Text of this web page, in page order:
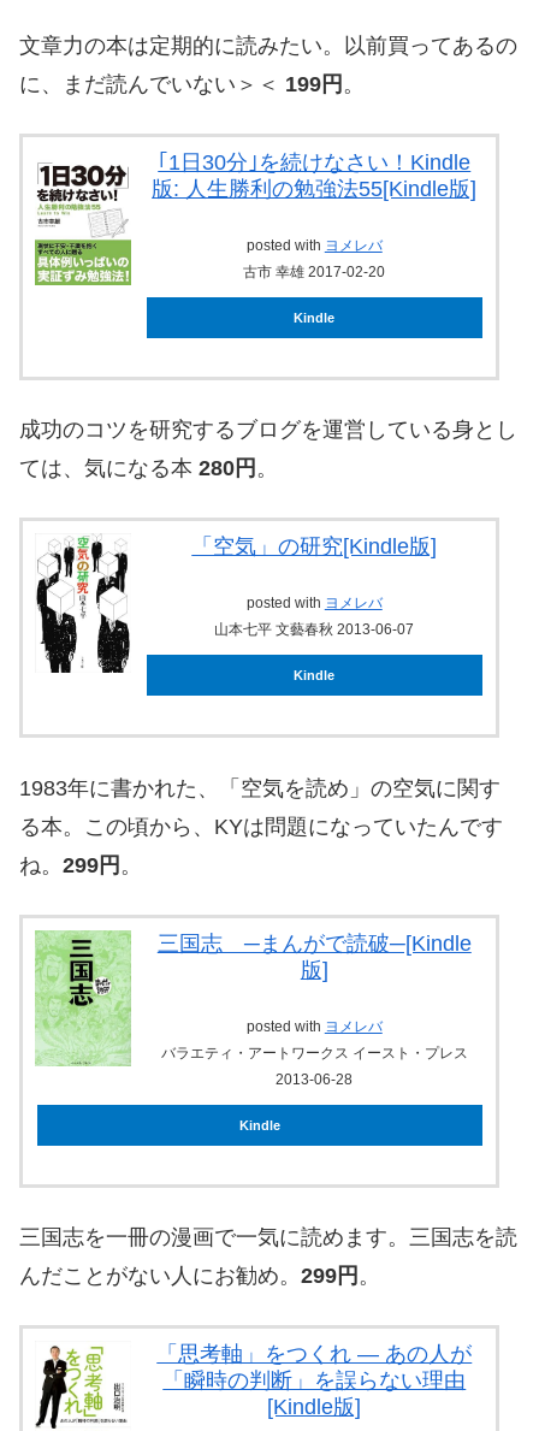
文章力の本は定期的に読みたい。以前買ってあるの
に、まだ読んでいない＞＜ 199円 。
｢1日30分｣を続けなさい！Kindle
版: 人生勝利の勉強法55[Kindle版]
posted with ヨメレバ
古市 幸雄 2017-02-20
Kindle
成功のコツを研究するブログを運営している身とし
ては、気になる本 280円 。
「空気」の研究[Kindle版]
posted with ヨメレバ
山本七平 文藝春秋 2013-06-07
Kindle
1983年に書かれた、「空気を読め」の空気に関す
る本。この頃から、KYは問題になっていたんです
ね。 299円 。
三国志 ─まんがで読破─[Kindle
版]
posted with ヨメレバ
バラエティ・アートワークス イースト・プレス
2013-06-28
Kindle
三国志を一冊の漫画で一気に読めます。三国志を読
んだことがない人にお勧め。 299円 。
「思考軸」をつくれ ― あの人が
「瞬時の判断」を誤らない理由
[Kindle版]